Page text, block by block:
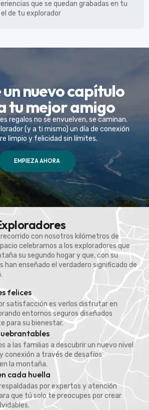
que se quedan grabadas en tu
de tu explorador
nuevo capítulo
tu mejor amigo
regalos no se envuelven, se caminan.
(y a ti mismo) un día de conexión
limpio y felicidad sin límites.
EMPIEZA AHORA
recorrido con nosotros kilómetros de
celebramos a los exploradores que
su segundo hogar y que, con su
han enseñado el verdadero significado de
felices
satisfacción es verlos disfrutar en
entornos seguros diseñados
para su bienestar.
a las familias a descubrir un nuevo nivel
conexión a través de desafíos
la montaña.
cada huella
por expertos y atención
que tú solo te preocupes por crear